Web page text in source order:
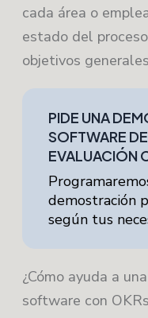
cada área o
estado del
objetivos
PIDE UNA
SOFTWARE DE
EVALUACIÓN
demostración
según tus
¿Cómo ayuda a
software con